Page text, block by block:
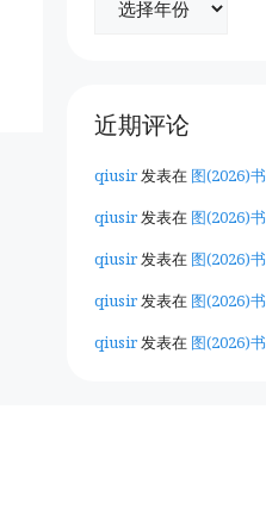
近期评论
qiusir发表在 图(2026)书
qiusir发表在 图(2026)书
qiusir发表在 图(2026)书
qiusir发表在 图(2026)书
qiusir发表在 图(2026)书